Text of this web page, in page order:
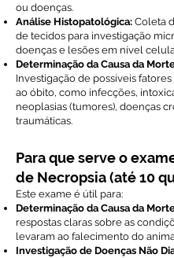
ou doenças.
Análise Histopatológica: Coleta
de tecidos para investigação
doenças e lesões em nível
Determinação da Causa da
Investigação de possíveis
ao óbito, como infecções,
neoplasias (tumores), doenças
traumáticas.
Para que serve o
de Necropsia (até 10
Este exame é útil para:
Determinação da Causa da
respostas claras sobre as
levaram ao falecimento do
Investigação de Doenças Não